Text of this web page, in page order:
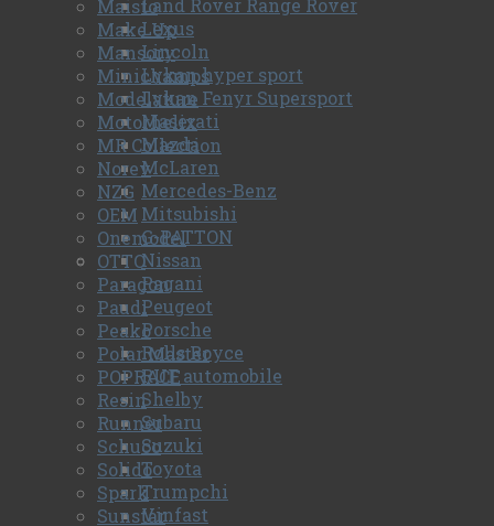
Land Rover Range Rover
Lexus
Lincoln
Lykan hyper sport
Lykan Fenyr Supersport
Maserati
Mazda
McLaren
Mercedes-Benz
Mitsubishi
G-PATTON
Nissan
Pagani
Peugeot
Porsche
Rolls Royce
RUF automobile
Shelby
Subaru
Suzuki
Toyota
Trumpchi
Vinfast
Maisto
Make Up
Mansory
Minichamps
Modelature
Motorhelix
MR Collection
Norev
NZG
OEM
Onemodel
OTTO
Paragon
Paudi
Peako
Polar Master
POPRACE
Resin
Runner
Schuco
Solido
Spark
Sunstar